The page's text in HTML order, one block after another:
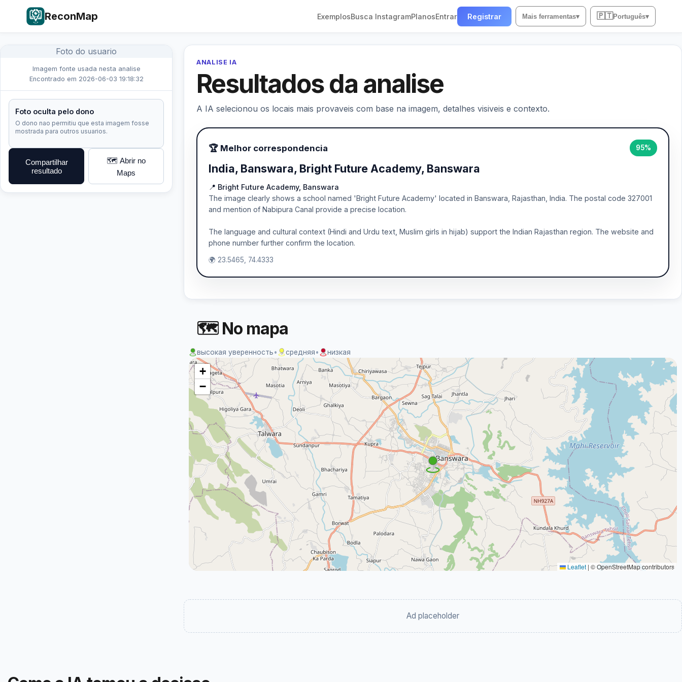
ReconMap ExemplosBusca InstagramPlanosEntrar Registrar Mais ferramentas▾ 🇵🇹Português▾
Foto do usuario
Imagem fonte usada nesta analise
Encontrado em 2026-06-03 19:18:32
Foto oculta pelo dono
O dono nao permitiu que esta imagem fosse
mostrada para outros usuarios.
Compartilhar
resultado
🗺️ Abrir no
Maps
ANALISE IA
Resultados da analise
A IA selecionou os locais mais provaveis com base na imagem, detalhes visiveis e contexto.
🏆 Melhor correspondencia 95%
India, Banswara, Bright Future Academy, Banswara
📍 Bright Future Academy, Banswara
The image clearly shows a school named 'Bright Future Academy' located in Banswara, Rajasthan, India. The postal code 327001
and mention of Nabipura Canal provide a precise location.
The language and cultural context (Hindi and Urdu text, Muslim girls in hijab) support the Indian Rajasthan region. The website and
phone number further confirm the location.
🌍 23.5465, 74.4333
Ad placeholder
🗺 No mapa
высокая уверенность• средняя• низкая
+
−
Leaflet | © OpenStreetMap contributors